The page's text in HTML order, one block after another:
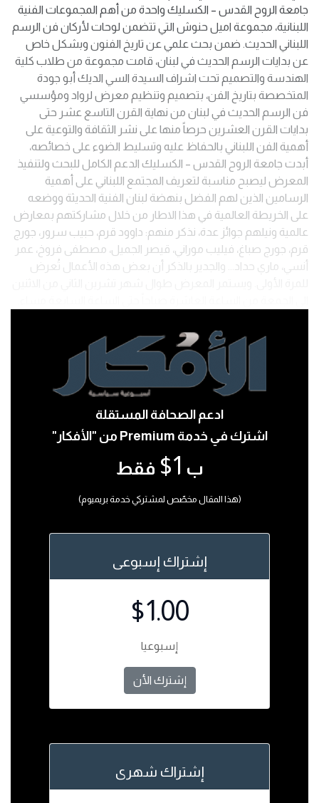
جامعة الروح القدس – الكسليك واحدة من أهم المجموعات الفنية
اللبنانية، مجموعة اميل حنوش التي تتضمن لوحات لأركان فن الرسم
اللبناني الحديث. ضمن بحث علمي عن تاريخ الفنون وبشكل خاص
عن بدايات الرسم الحديث في لبنان، قامت مجموعة من طلاب كلية
الهندسة والتصميم تحت اشراف السيدة السي الديك أبو جودة
المتخصصة بتاريخ الفن، بتصميم وتنظيم معرض لرواد ومؤسسي
فن الرسم الحديث في لبنان من نهاية القرن التاسع عشر حتى
بدايات القرن العشرين حرصاً منها على نشر الثقافة والتوعية على
أهمية الفن اللبناني بالحفاظ عليه وتسليط الضوء على خصائصه،
أبدت جامعة الروح القدس – الكسليك الدعم الكامل للبحث ولتنفيذ
المعرض ليصبح مناسبة لتعريف المجتمع اللبناني على أهمية
الرسامين الذين لهم الفضل بنهضة لبنان الفنية الحديثة ووضعه
على الخريطة العالمية في هذا الاطار من خلال مشاركتهم بمعارض
عالمية ونيلهم جوائز عدة، نذكر منهم: داوود قرم، حبيب سرور، جورج
قرم، جورج صباغ، فيليب موراني، قيصر الجميل، مصطفى فروخ، عمر
أنسي، ماري حداد... والجدير بالذكر أن بعض هذه الأعمال تُعرض
ادعم الصحافة المستقلة
اشترك في خدمة Premium من "الأفكار"
ب 1$ فقط
(هذا المقال مخصّص لمشتركي خدمة بريميوم)
إشتراك إسبوعى
$1.00
إسبوعيا
إشترك الأن
إشتراك شهرى